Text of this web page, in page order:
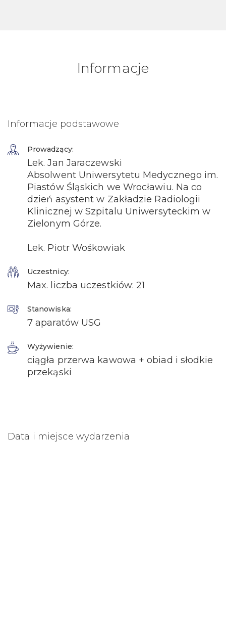
Informacje
Informacje podstawowe
Prowadzący:
Lek. Jan Jaraczewski
Absolwent Uniwersytetu Medycznego im.
Piastów Śląskich we Wrocławiu. Na co
dzień asystent w Zakładzie Radiologii
Klinicznej w Szpitalu Uniwersyteckim w
Zielonym Górze.
Lek. Piotr Wośkowiak
Uczestnicy:
Max. liczba uczestkiów: 21
Stanowiska:
7 aparatów USG
Wyżywienie:
ciągła przerwa kawowa + obiad i słodkie
przekąski
Data i miejsce wydarzenia